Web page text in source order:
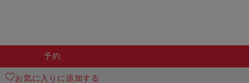
予約
お気に入りに追加する